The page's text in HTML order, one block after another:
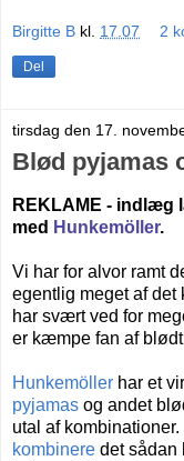
Birgitte B kl. 17.07 2
Del
tirsdag den 17.
Blød pyjamas
REKLAME - indlæg
med Hunkemöller.
Vi har for alvor ramt
egentlig meget af det
har svært ved for
er kæmpe fan af blødt
Hunkemöller har et
pyjamas og andet
utal af
kombinere det sådan